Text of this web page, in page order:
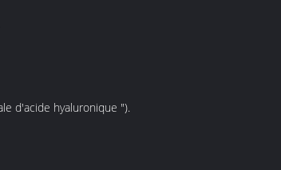
d'acide hyaluronique ").